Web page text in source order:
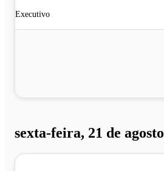
Executivo
sexta-feira, 21 de agosto